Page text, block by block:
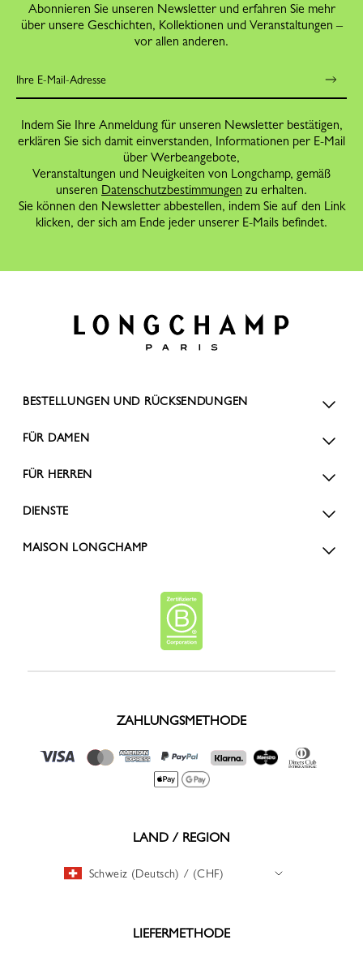
Abonnieren Sie unseren Newsletter und erfahren Sie mehr
über unsere Geschichten, Kollektionen und Veranstaltungen –
vor allen anderen.
Indem Sie Ihre Anmeldung für unseren Newsletter bestätigen,
erklären Sie sich damit einverstanden, Informationen per E-Mail
über Werbeangebote,
Veranstaltungen und Neuigkeiten von Longchamp, gemäß
unseren Datenschutzbestimmungen zu erhalten.
Sie können den Newsletter abbestellen, indem Sie auf den Link
klicken, der sich am Ende jeder unserer E-Mails befindet.
BESTELLUNGEN UND RÜCKSENDUNGEN
FÜR DAMEN
FÜR HERREN
DIENSTE
MAISON LONGCHAMP
ZAHLUNGSMETHODE
LAND / REGION
Schweiz (Deutsch) / (CHF)
LIEFERMETHODE